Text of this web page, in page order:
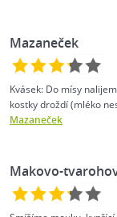
Mazaneček
Kvásek: Do mísy
kostky droždí (mléko
Mazaneček
Makovo-